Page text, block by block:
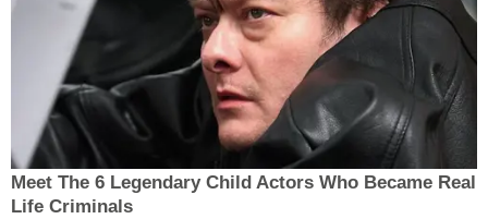
Meet The 6 Legendary Child Actors Who Became Real
Life Criminals